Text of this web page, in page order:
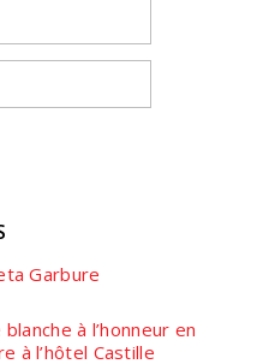
Garbure
à l’honneur en
à l’hôtel Castille